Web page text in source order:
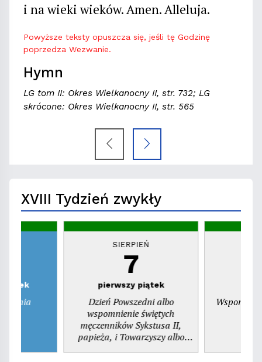
i na wieki wieków. Amen. Alleluja.
Powyższe teksty opuszcza się, jeśli tę Godzinę
poprzedza Wezwanie.
Hymn
LG tom II: Okres Wielkanocny II, str. 732; LG
skrócone: Okres Wielkanocny II, str. 565
XVIII Tydzień zwykły
SIERPIEŃ
7
pierwszy piątek
Dzień Powszedni albo
wspomnienie świętych
męczenników Sykstusa II,
papieża, i Towarzyszy albo